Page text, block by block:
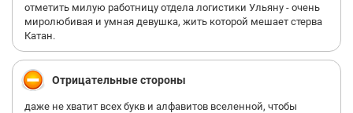
отметить милую работницу отдела логистики Ульяну - очень
миролюбивая и умная девушка, жить которой мешает стерва
Катан.
Отрицательные стороны
даже не хватит всех букв и алфавитов вселенной, чтобы